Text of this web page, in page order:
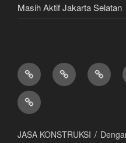
Masih Aktif Jakarta Selatan
TANAH
DIJUAL
RUMAH
DIJUAL
HOTEL
&
JASA
KONSTRUKSI
JASA KONSTRUKSI